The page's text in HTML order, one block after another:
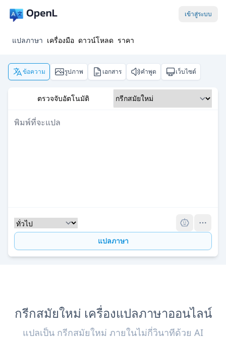
เข้าสู่ระบบ
แปลภาษา เครื่องมือ ดาวน์โหลด ราคา
ข้อความ รูปภาพ เอกสาร คำพูด เว็บไซต์
ตรวจจับอัตโนมัติ
แปลภาษา
กรีกสมัยใหม่ เครื่องแปลภาษาออนไลน์
แปลเป็น กรีกสมัยใหม่ ภายในไม่กี่วินาทีด้วย AI